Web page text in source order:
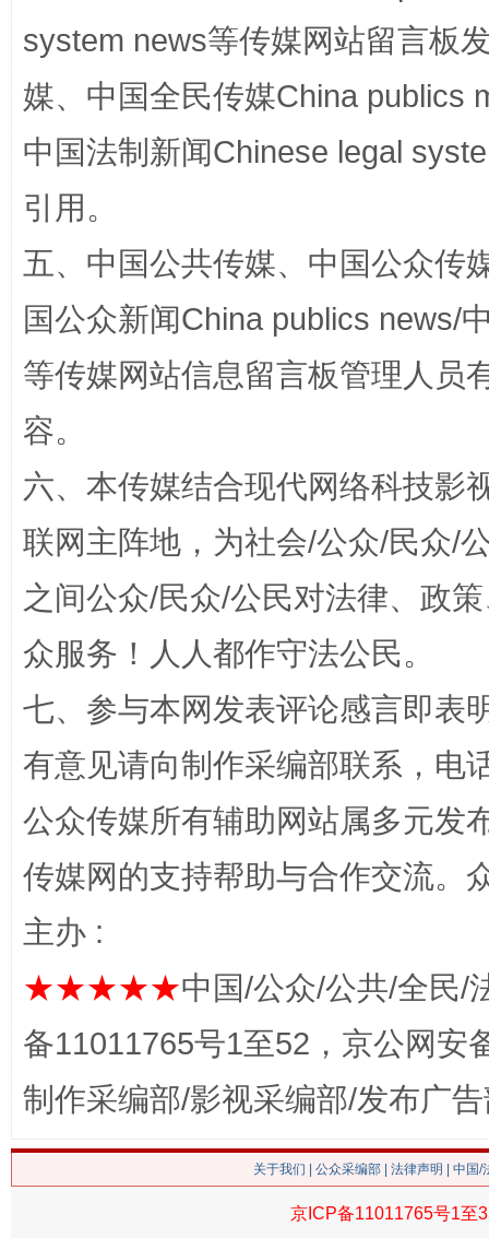
网上购药对药下症？
在谋一域中谋全局
生
system news等传媒网站留言板
媒、中国全民传媒China publics
中国法制新闻Chinese legal
引用。
五、中国公共传媒、中国公众传
国公众新闻China publics news/
等传媒网站信息留言板管理人员
容。
六、本传媒结合现代网络科技影
联网主阵地，为社会/公众/民众/
之间公众/民众/公民对法律、政
众服务！人人都作守法公民。
七、参与本网发表评论感言即表
有意见请向制作采编部联系，电
公众传媒所有辅助网站属多元发
传媒网的支持帮助与合作交流。
主办 :
★★★★★中国/公众/公共/全民/
备11011765号1至52，京公网安
制作采编部/影视采编部/发布广
关于我们 公众采编部 法律声明 | 中国
京ICP备11011765号1至